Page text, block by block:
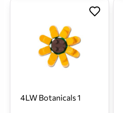
4LW Botanicals 1